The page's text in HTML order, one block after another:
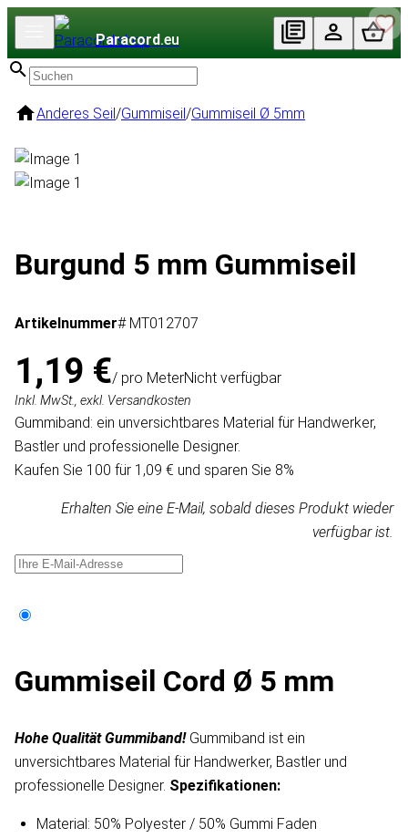
Paracord.eu
Anderes Seil/Gummiseil/Gummiseil Ø 5mm
Burgund 5 mm Gummiseil
Artikelnummer# MT012707
1,19 €/ pro MeterNicht verfügbar
Inkl. MwSt., exkl. Versandkosten
Gummiband: ein unversichtbares Material für Handwerker,
Bastler und professionelle Designer.
Kaufen Sie 100 für 1,09 € und sparen Sie 8%
Erhalten Sie eine E-Mail, sobald dieses Produkt wieder
verfügbar ist.
Gummiseil Cord Ø 5 mm
Hohe Qualität Gummiband! Gummiband ist ein
unversichtbares Material für Handwerker, Bastler und
professionelle Designer. Spezifikationen:
Material: 50% Polyester / 50% Gummi Faden